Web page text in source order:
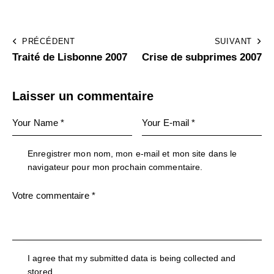
PRÉCÉDENT
Traité de Lisbonne 2007
SUIVANT
Crise de subprimes 2007
Laisser un commentaire
Enregistrer mon nom, mon e-mail et mon site dans le
navigateur pour mon prochain commentaire.
I agree that my submitted data is being collected and
stored.